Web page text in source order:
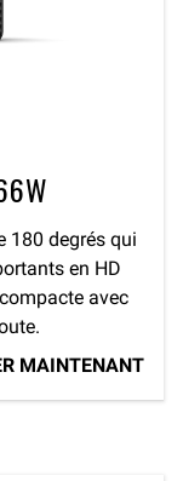
180 degrés qui
en HD
avec
MAINTENANT